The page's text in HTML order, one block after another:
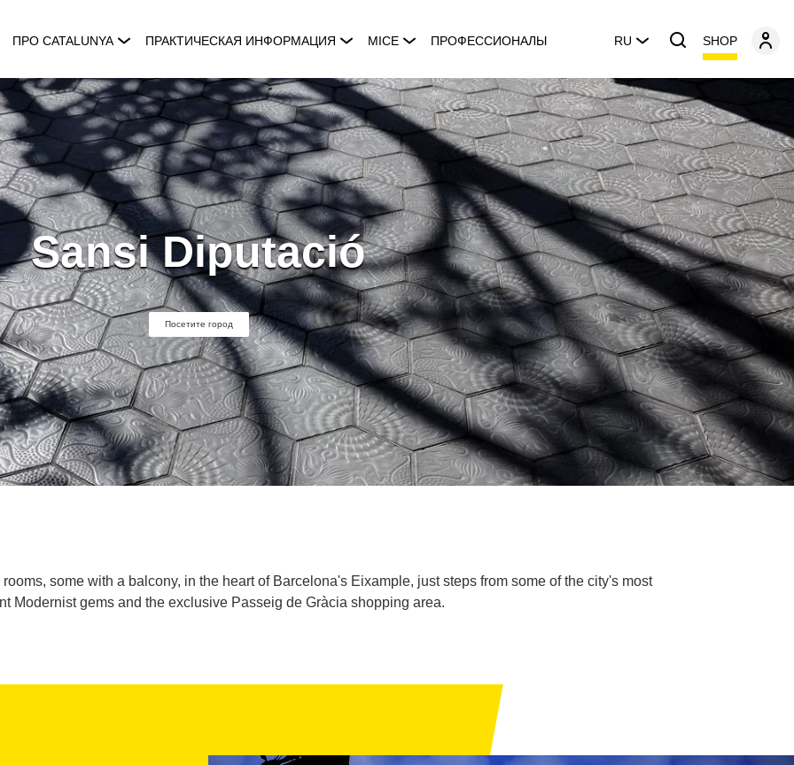
ПРО CATALUNYA ПРАКТИЧЕСКАЯ ИНФОРМАЦИЯ MICE ПРОФЕССИОНАЛЫ RU SHOP
Sansi Diputació
Посетите город
some with a balcony, in the heart of Barcelona's Eixample, just steps from some of the city's most
Modernist gems and the exclusive Passeig de Gràcia shopping area.